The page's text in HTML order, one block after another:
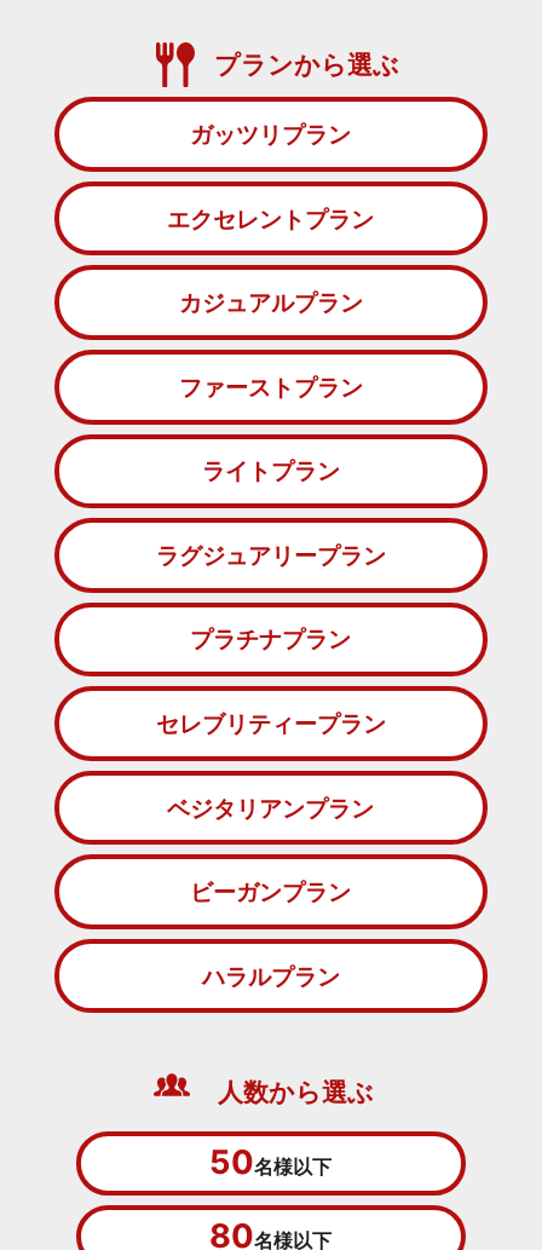
プランから選ぶ
ガッツリプラン
エクセレントプラン
カジュアルプラン
ファーストプラン
ライトプラン
ラグジュアリープラン
プラチナプラン
セレブリティープラン
ベジタリアンプラン
ビーガンプラン
ハラルプラン
人数から選ぶ
50名様以下
80名様以下